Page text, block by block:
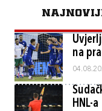
na
HNL-a